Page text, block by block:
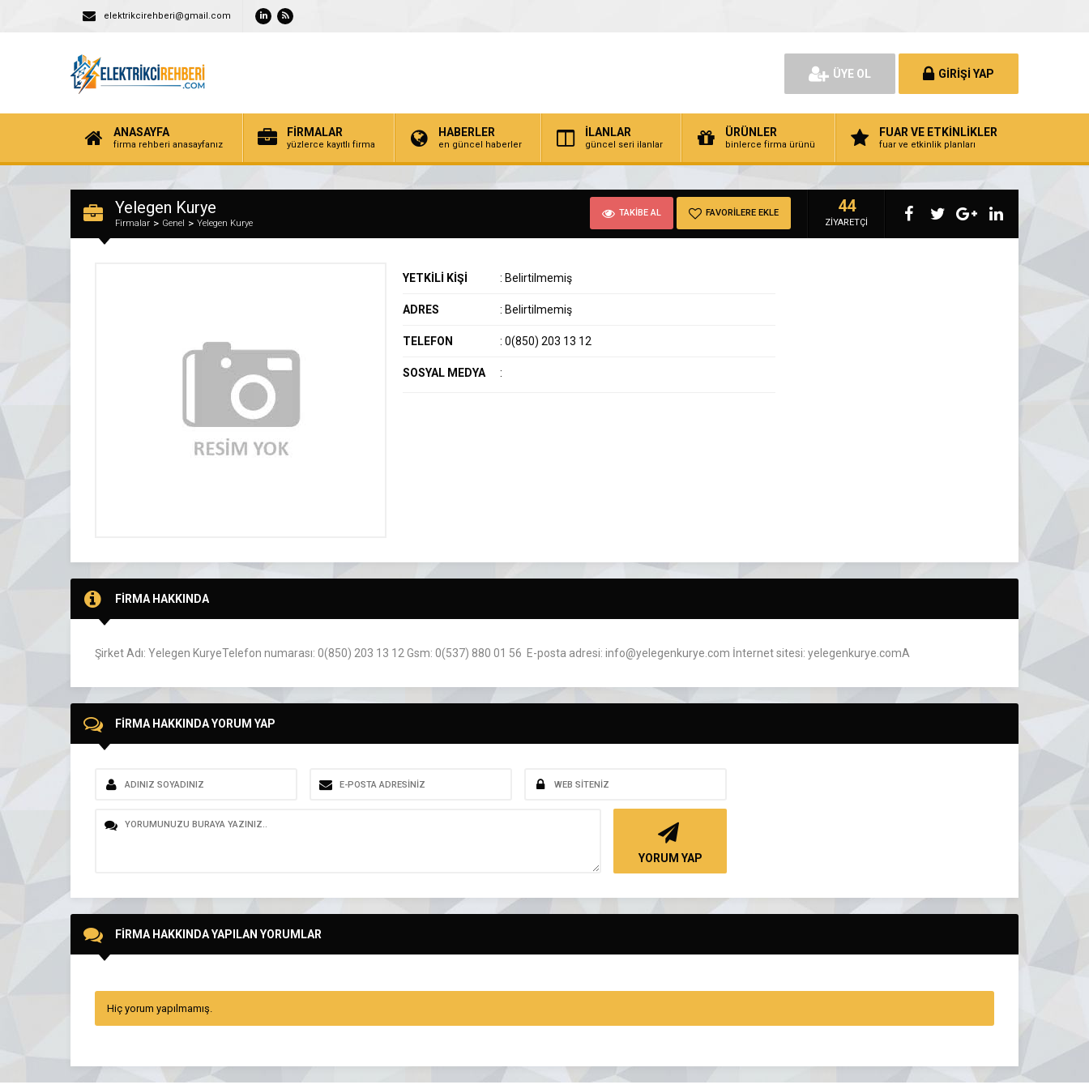
elektrikcirehberi@gmail.com
ÜYE OL GİRİŞİ YAP
ANASAYFA
firma rehberi anasayfanız
FİRMALAR
yüzlerce kayıtlı firma
HABERLER
en güncel haberler
İLANLAR
güncel seri ilanlar
ÜRÜNLER
binlerce firma ürünü
FUAR VE ETKİNLİKLER
fuar ve etkinlik planları
Yelegen Kurye
Firmalar Genel Yelegen Kurye
TAKİBE AL FAVORİLERE EKLE 44
ZİYARETÇİ
YETKİLİ KİŞİ : Belirtilmemiş
ADRES : Belirtilmemiş
TELEFON : 0(850) 203 13 12
SOSYAL MEDYA :
FİRMA HAKKINDA
Şirket Adı: Yelegen KuryeTelefon numarası: 0(850) 203 13 12 Gsm: 0(537) 880 01 56 E-posta adresi: info@yelegenkurye.com İnternet sitesi: yelegenkurye.comA
FİRMA HAKKINDA YORUM YAP
YORUM YAP
FİRMA HAKKINDA YAPILAN YORUMLAR
Hiç yorum yapılmamış.